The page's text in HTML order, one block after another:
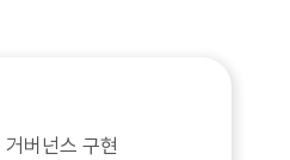
거버넌스 구현